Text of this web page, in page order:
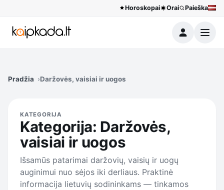
Horoskopai Orai Paieška
Meniu
Pradžia Daržovės, vaisiai ir uogos
KATEGORIJA
Kategorija: Daržovės,
vaisiai ir uogos
Išsamūs patarimai daržovių, vaisių ir uogų
auginimui nuo sėjos iki derliaus. Praktinė
informacija lietuvių sodininkams — tinkamos